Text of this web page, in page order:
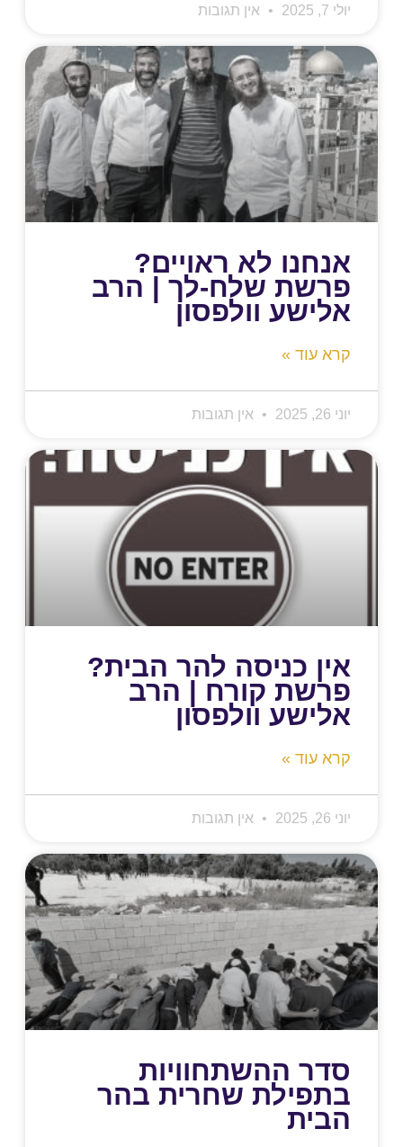
יולי 7, 2025 אין תגובות
אנחנו לא ראויים?
פרשת שלח-לך | הרב
אלישע וולפסון
קרא עוד »
יוני 26, 2025 אין תגובות
אין כניסה להר הבית?
פרשת קורח | הרב
אלישע וולפסון
קרא עוד »
יוני 26, 2025 אין תגובות
סדר ההשתחוויות
בתפילת שחרית בהר
הבית